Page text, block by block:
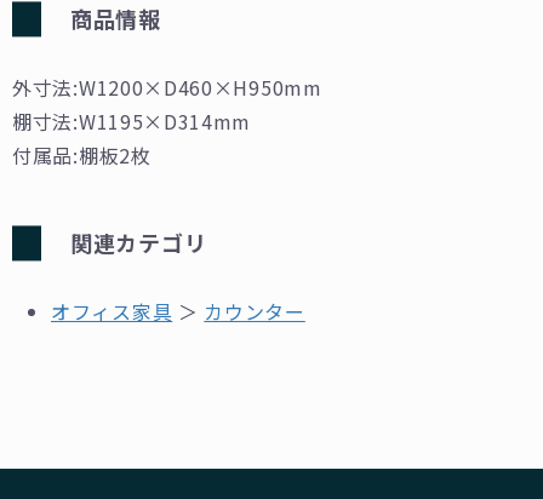
商品情報
外寸法:W1200×D460×H950mm
棚寸法:W1195×D314mm
付属品:棚板2枚
関連カテゴリ
オフィス家具 ＞ カウンター